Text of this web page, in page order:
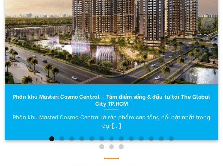
Phân khu Masteri Cosmo Central – Tâm điểm sống & đầu tư tại The Global
City TP.HCM
Phân khu Masteri Cosmo Central là sản phẩm cao tầng nổi bật nhất trong
đại [...]